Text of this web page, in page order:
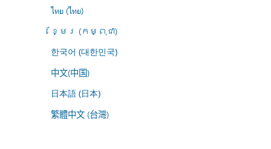
ไทย (ไทย)
ខ្មែរ (កម្ពុជា)
한국어 (대한민국)
中文(中国)
日本語 (日本)
繁體中文 (台灣)